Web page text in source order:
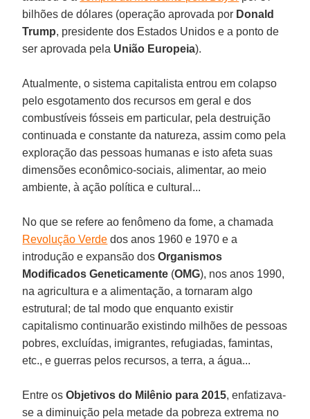
bilhões de dólares (operação aprovada por Donald
Trump, presidente dos Estados Unidos e a ponto de
ser aprovada pela União Europeia).
Atualmente, o sistema capitalista entrou em colapso
pelo esgotamento dos recursos em geral e dos
combustíveis fósseis em particular, pela destruição
continuada e constante da natureza, assim como pela
exploração das pessoas humanas e isto afeta suas
dimensões econômico-sociais, alimentar, ao meio
ambiente, à ação política e cultural...
No que se refere ao fenômeno da fome, a chamada
Revolução Verde dos anos 1960 e 1970 e a
introdução e expansão dosOrganismos
Modificados Geneticamente (OMG), nos anos 1990,
na agricultura e a alimentação, a tornaram algo
estrutural; de tal modo que enquanto existir
capitalismo continuarão existindo milhões de pessoas
pobres, excluídas, imigrantes, refugiadas, famintas,
etc., e guerras pelos recursos, a terra, a água...
Entre osObjetivos do Milênio para 2015, enfatizava-
se a diminuição pela metade da pobreza extrema no